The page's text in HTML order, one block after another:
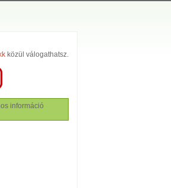
közül válogathatsz.
információ